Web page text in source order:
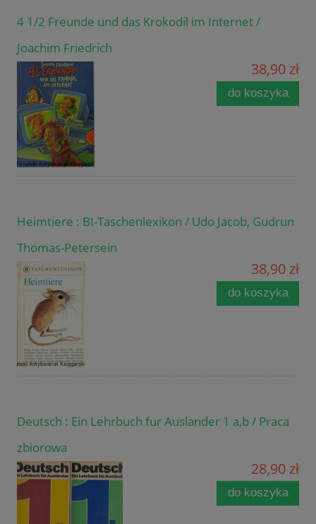
4 1/2 Freunde und das Krokodil im Internet /
Joachim Friedrich
38,90 zł
do koszyka
Heimtiere : BI-Taschenlexikon / Udo Jacob, Gudrun
Thomas-Petersein
38,90 zł
do koszyka
Deutsch : Ein Lehrbuch fur Auslander 1 a,b / Praca
zbiorowa
28,90 zł
do koszyka